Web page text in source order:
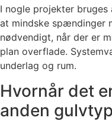
I nogle projekter
at mindske spændinger
nødvendigt, når der er
plan overflade.
underlag og rum.
Hvornår det
anden